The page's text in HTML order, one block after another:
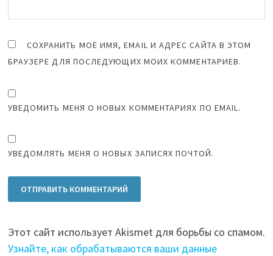
СОХРАНИТЬ МОЁ ИМЯ, EMAIL И АДРЕС САЙТА В ЭТОМ
БРАУЗЕРЕ ДЛЯ ПОСЛЕДУЮЩИХ МОИХ КОММЕНТАРИЕВ.
УВЕДОМИТЬ МЕНЯ О НОВЫХ КОММЕНТАРИЯХ ПО EMAIL.
УВЕДОМЛЯТЬ МЕНЯ О НОВЫХ ЗАПИСЯХ ПОЧТОЙ.
Этот сайт использует Akismet для борьбы со спамом.
Узнайте, как обрабатываются ваши данные